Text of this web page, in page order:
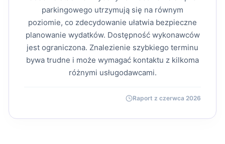
parkingowego utrzymują się na równym
poziomie, co zdecydowanie ułatwia bezpieczne
planowanie wydatków. Dostępność wykonawców
jest ograniczona. Znalezienie szybkiego terminu
bywa trudne i może wymagać kontaktu z kilkoma
różnymi usługodawcami.
Raport z czerwca 2026